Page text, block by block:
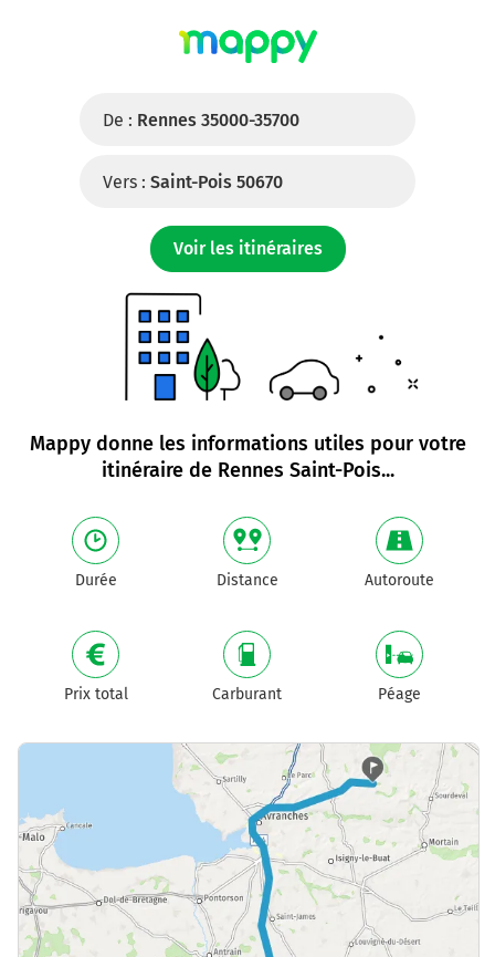
De : Rennes 35000-35700
Vers : Saint-Pois 50670
Voir les itinéraires
Mappy donne les informations utiles pour votre
itinéraire de Rennes Saint-Pois...
Durée Distance Autoroute
Prix total Carburant Péage